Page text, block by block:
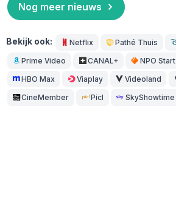
Nog meer nieuws
Bekijk ook: Netflix Pathé Thuis
Prime Video CANAL+ NPO Start
HBO Max Viaplay Videoland
CineMember Picl SkyShowtime